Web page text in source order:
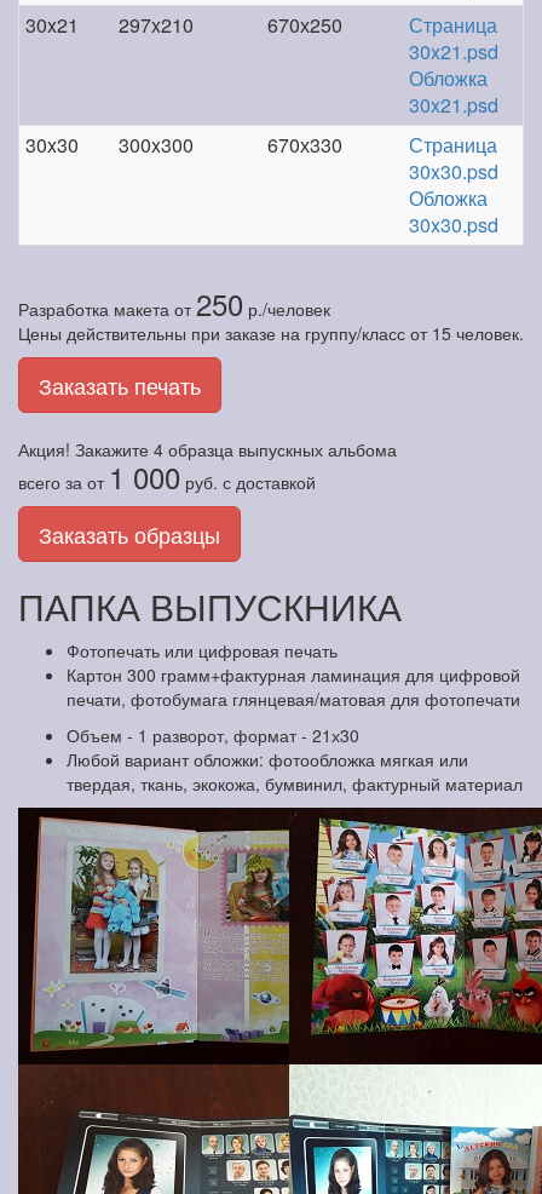
30x21
297x210 670х250
Страница
30x21.psd
Обложка
30x21.psd
30x30
300x300 670х330
Страница
30x30.psd
Обложка
30x30.psd
Разработка макета от 250 р./человек
Цены действительны при заказе на группу/класс от 15 человек.
Заказать печать
Акция! Закажите 4 образца выпускных альбома
всего за от 1 000 руб. с доставкой
Заказать образцы
ПАПКА ВЫПУСКНИКА
Фотопечать или цифровая печать
Картон 300 грамм+фактурная ламинация для цифровой
печати, фотобумага глянцевая/матовая для фотопечати
Объем - 1 разворот, формат - 21х30
Любой вариант обложки: фотообложка мягкая или
твердая, ткань, экокожа, бумвинил, фактурный материал